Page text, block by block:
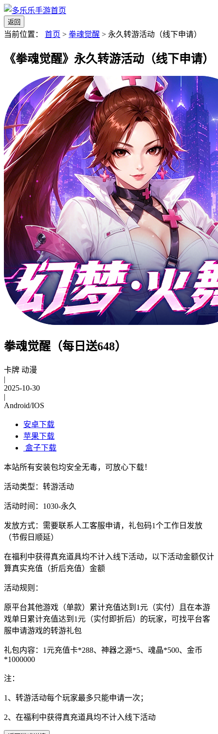
返回
当前位置： 首页 > 拳魂觉醒 > 永久转游活动（线下申请）
《拳魂觉醒》永久转游活动（线下申请）
拳魂觉醒（每日送648）
卡牌 动漫
|
2025-10-30
|
Android/IOS
安卓下载
苹果下载
盒子下载
本站所有安装包均安全无毒，可放心下载！
活动类型：转游活动
活动时间：1030-永久
发放方式：需要联系人工客服申请，礼包码1个工作日发放
（节假日顺延）
在福利中获得真充道具均不计入线下活动，以下活动金额仅计
算真实充值（折后充值）金额
活动规则：
原平台其他游戏（单款）累计充值达到1元（实付）且在本游
戏单日累计充值达到1元（实付即折后）的玩家，可找平台客
服申请游戏的转游礼包
礼包内容：1元充值卡*288、神器之源*5、魂晶*500、金币
*1000000
注：
1、转游活动每个玩家最多只能申请一次；
2、在福利中获得真充道具均不计入线下活动